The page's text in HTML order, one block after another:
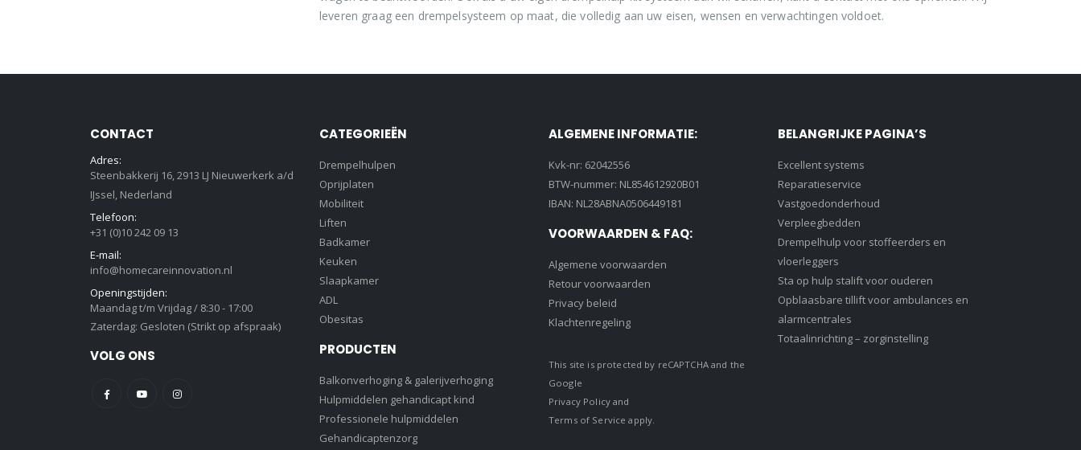
leveren graag een drempelsysteem op maat, die volledig aan uw eisen, wensen en verwachtingen voldoet.
CONTACT
Adres:
Steenbakkerij 16, 2913 LJ Nieuwerkerk a/d
IJssel, Nederland
Telefoon:
+31 (0)10 242 09 13
E-mail:
info@homecareinnovation.nl
Openingstijden:
Maandag t/m Vrijdag / 8:30 - 17:00
Zaterdag: Gesloten (Strikt op afspraak)
VOLG ONS
CATEGORIEËN
Drempelhulpen
Oprijplaten
Mobiliteit
Liften
Badkamer
Keuken
Slaapkamer
ADL
Obesitas
PRODUCTEN
Balkonverhoging & galerijverhoging
Hulpmiddelen gehandicapt kind
Professionele hulpmiddelen
Gehandicaptenzorg
ALGEMENE INFORMATIE:
Kvk-nr: 62042556
BTW-nummer: NL854612920B01
IBAN: NL28ABNA0506449181
VOORWAARDEN & FAQ:
Algemene voorwaarden
Retour voorwaarden
Privacy beleid
Klachtenregeling
This site is protected by reCAPTCHA and the
Google
Privacy Policyand
Terms of Service apply.
BELANGRIJKE PAGINA’S
Excellent systems
Reparatieservice
Vastgoedonderhoud
Verpleegbedden
Drempelhulp voor stoffeerders en
vloerleggers
Sta op hulp stalift voor ouderen
Opblaasbare tillift voor ambulances en
alarmcentrales
Totaalinrichting – zorginstelling